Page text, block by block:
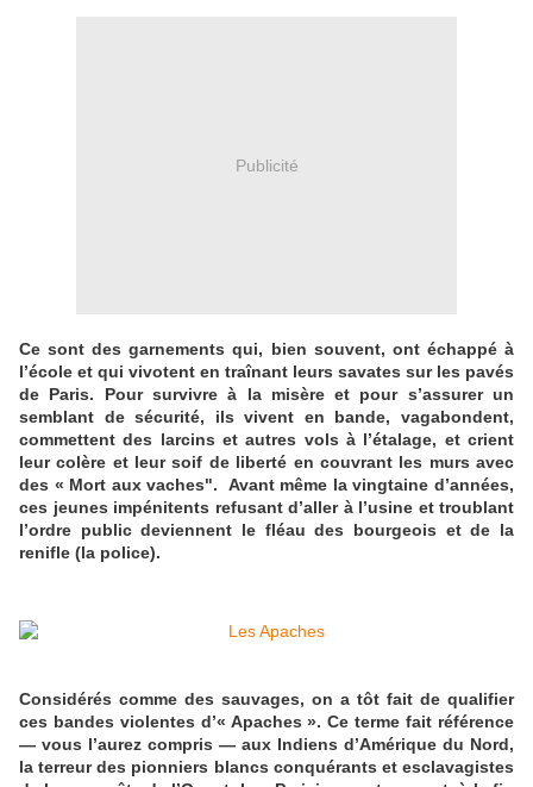
Publicité
Ce sont des garnements qui, bien souvent, ont échappé à
l’école et qui vivotent en traînant leurs savates sur les pavés
de Paris. Pour survivre à la misère et pour s’assurer un
semblant de sécurité, ils vivent en bande, vagabondent,
commettent des larcins et autres vols à l’étalage, et crient
leur colère et leur soif de liberté en couvrant les murs avec
des « Mort aux vaches". Avant même la vingtaine d’années,
ces jeunes impénitents refusant d’aller à l’usine et troublant
l’ordre public deviennent le fléau des bourgeois et de la
renifle (la police).
Considérés comme des sauvages, on a tôt fait de qualifier
ces bandes violentes d’« Apaches ». Ce terme fait référence
— vous l’aurez compris — aux Indiens d’Amérique du Nord,
la terreur des pionniers blancs conquérants et esclavagistes